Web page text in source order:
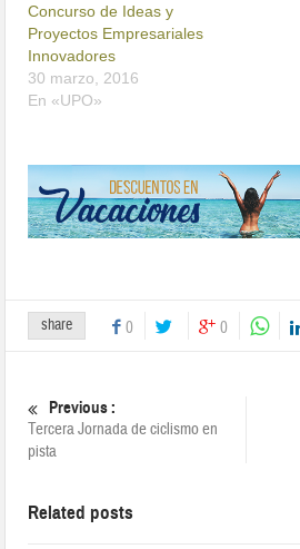
Concurso de Ideas y
Proyectos Empresariales
Innovadores
30 marzo, 2016
En «UPO»
share 0 0
Previous :
Tercera Jornada de ciclismo en
pista
Related posts